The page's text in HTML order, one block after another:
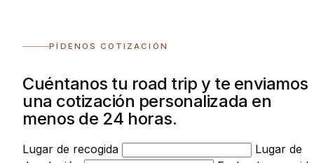
PÍDENOS COTIZACIÓN
Cuéntanos tu road trip y te enviamos
una cotización personalizada en
menos de 24 horas.
Lugar de recogida
Lugar de